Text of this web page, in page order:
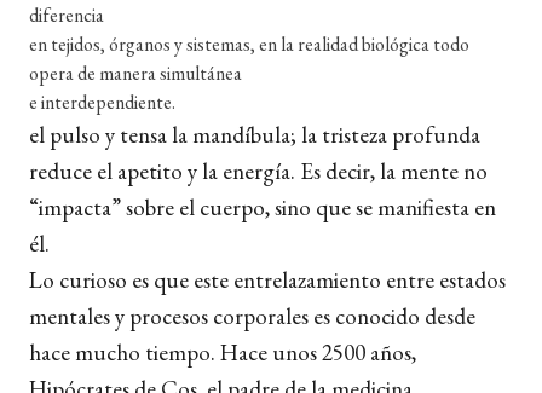
diferencia
en tejidos, órganos y sistemas, en la realidad biológica todo
opera de manera simultánea
e interdependiente.
el pulso y tensa la mandíbula; la tristeza profunda
reduce el apetito y la energía. Es decir, la mente no
“impacta” sobre el cuerpo, sino que se manifiesta en
él.
Lo curioso es que este entrelazamiento entre estados
mentales y procesos corporales es conocido desde
hace mucho tiempo. Hace unos 2500 años,